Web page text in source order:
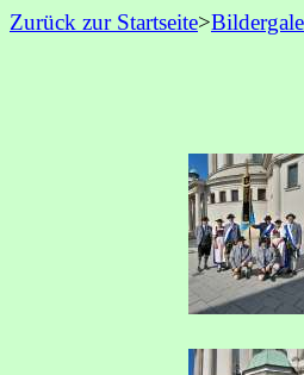
Zurück zur Startseite>